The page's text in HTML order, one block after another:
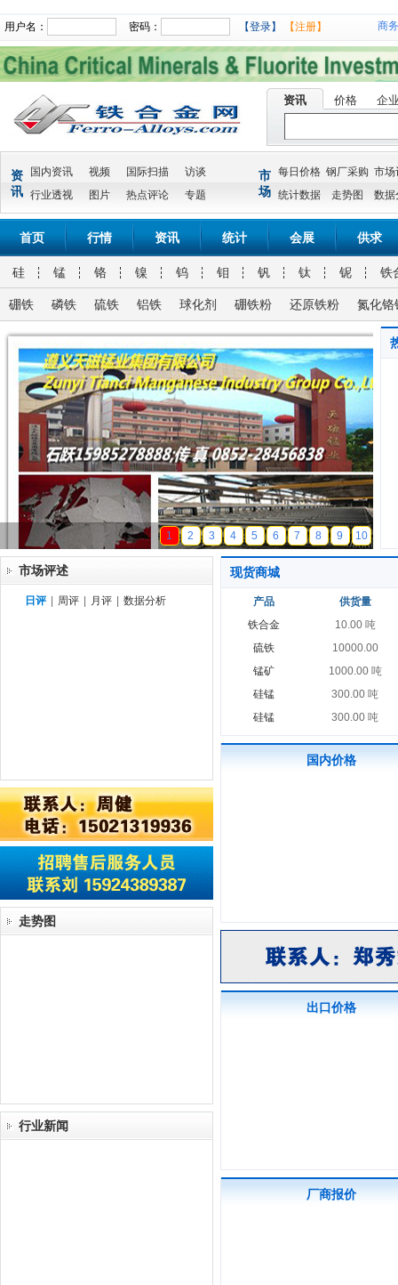
用户名： 密码： 【登录】 【注册】 商
资讯 价格 企
资
讯
国内资讯 视频 国际扫描
访谈
行业透视
图片 热点评论 专题
市
场
每日价格 钢厂采购 市场
统计数据
走势图 数据
首页 行情 资讯 统计 会展 供求
硅 锰 铬 镍 钨 钼 钒 钛 铌 铁
硼铁 磷铁 硫铁 铝铁 球化剂 硼铁粉 还原铁粉 氮化铬
氮化金属锰氮化金属锰 Mn 90% MIN N 3-7% 10-50MM 兰炭
天磁锰业
1 2 3 4 5 6 7 8 9 10
市场评述
日评 周评 月评 数据分析
走势图
行业新闻
现货商城
产品
供货量
铁合金
10.00 吨
硫铁
10000.00
锰矿
1000.00 吨
硅锰
300.00 吨
硅锰
300.00 吨
国内价格
出口价格
厂商报价